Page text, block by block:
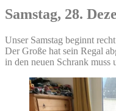
Samstag, 28.
Unser Samstag beginnt
Der Große hat sein Regal
in den neuen Schrank muss